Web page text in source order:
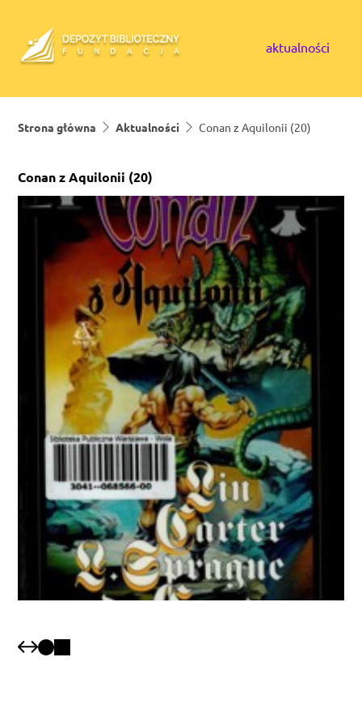
aktualności
Strona główna Aktualności Conan z Aquilonii (20)
Conan z Aquilonii (20)